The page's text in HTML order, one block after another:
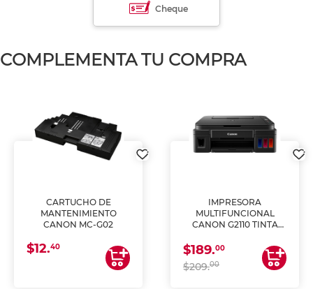
Cheque
COMPLEMENTA TU COMPRA
CARTUCHO DE
MANTENIMIENTO
CANON MC-G02
$12.40
IMPRESORA
MULTIFUNCIONAL
CANON G2110 TINTA
$189.00
$209.00